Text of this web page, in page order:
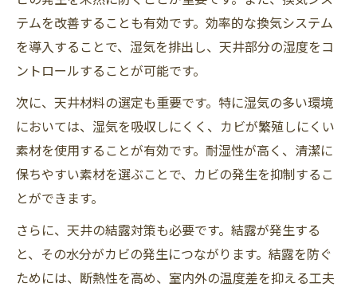
テムを改善することも有効です。効率的な換気システム
を導入することで、湿気を排出し、天井部分の湿度をコ
ントロールすることが可能です。
次に、天井材料の選定も重要です。特に湿気の多い環境
においては、湿気を吸収しにくく、カビが繁殖しにくい
素材を使用することが有効です。耐湿性が高く、清潔に
保ちやすい素材を選ぶことで、カビの発生を抑制するこ
とができます。
さらに、天井の結露対策も必要です。結露が発生する
と、その水分がカビの発生につながります。結露を防ぐ
ためには、断熱性を高め、室内外の温度差を抑える工夫